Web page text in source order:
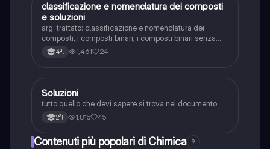
Chimica
classificazione e nomenclatura dei composti
e soluzioni
arg. trattato: classificazione e nomenclatura dei
composti, i composti binari, i composti binari senza
ossigeno,i sali binari,i composti ternari,le soluzioni, i
colloidi, la solubilizzazione, soluzioni di composti
4ªl 1,461 24
Chimica
Soluzioni
tutto quello che devi sapere si trova nel documento
2ªl 1,815 45
Contenuti più popolari di Chimica 9